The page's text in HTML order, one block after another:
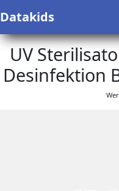
Datakids
UV
Desinfektion